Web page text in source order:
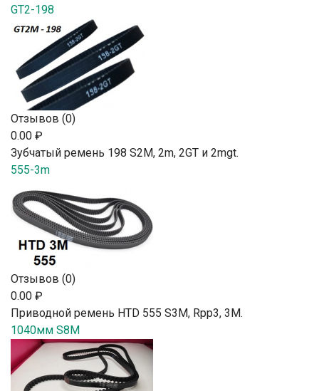
GT2-198
Отзывов (0)
0.00 ₽
Зубчатый ремень 198 S2М, 2m, 2GT и 2mgt.
555-3m
Отзывов (0)
0.00 ₽
Приводной ремень HTD 555 S3M, Rpp3, 3М.
1040мм S8M